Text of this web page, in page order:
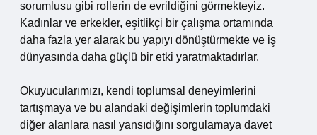
sorumlusu gibi rollerin de evrildiğini görmekteyiz.
Kadınlar ve erkekler, eşitlikçi bir çalışma ortamında
daha fazla yer alarak bu yapıyı dönüştürmekte ve iş
dünyasında daha güçlü bir etki yaratmaktadırlar.
Okuyucularımızı, kendi toplumsal deneyimlerini
tartışmaya ve bu alandaki değişimlerin toplumdaki
diğer alanlara nasıl yansıdığını sorgulamaya davet